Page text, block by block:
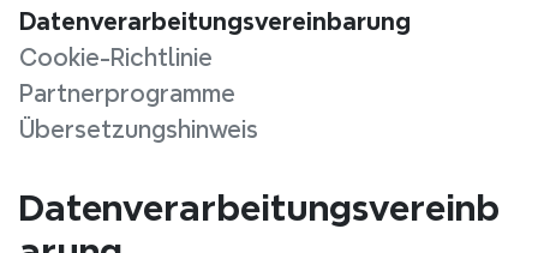
Datenverarbeitungsvereinbarung
Cookie-Richtlinie
Partnerprogramme
Übersetzungshinweis
Datenverarbeitungsvereinb